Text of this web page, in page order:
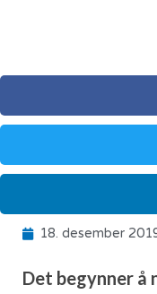
18. desember
Det begynner å